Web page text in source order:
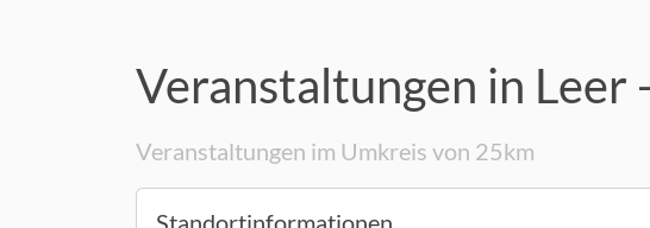
Veranstaltungen in Leer
Veranstaltungen im Umkreis von 25km
Standortinformationen